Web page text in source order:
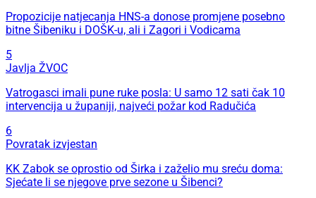
Propozicije natjecanja HNS-a donose promjene posebno
bitne Šibeniku i DOŠK-u, ali i Zagori i Vodicama
5
Javlja ŽVOC
Vatrogasci imali pune ruke posla: U samo 12 sati čak 10
intervencija u županiji, najveći požar kod Radučića
6
Povratak izvjestan
KK Zabok se oprostio od Širka i zaželio mu sreću doma:
Sjećate li se njegove prve sezone u Šibenci?